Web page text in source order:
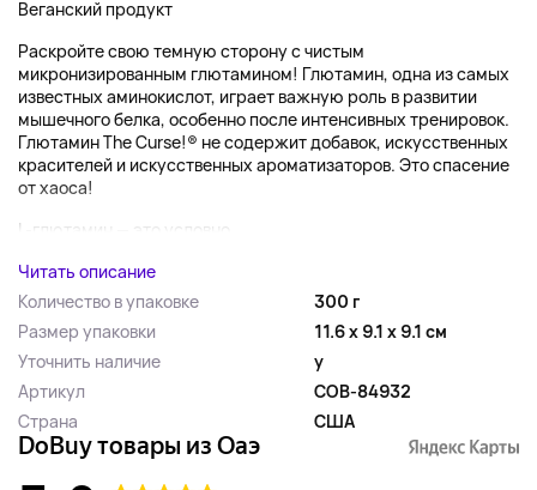
Веганский продукт
Раскройте свою темную сторону с чистым
микронизированным глютамином! Глютамин, одна из самых
известных аминокислот, играет важную роль в развитии
мышечного белка, особенно после интенсивных тренировок.
Глютамин The Curse!® не содержит добавок, искусственных
красителей и искусственных ароматизаторов. Это спасение
от хаоса!
L-глютамин — это условно ...
Читать описание
Количество в упаковке
300 г
Размер упаковки
11.6 x 9.1 x 9.1 см
Уточнить наличие
y
Артикул
COB-84932
Страна
США